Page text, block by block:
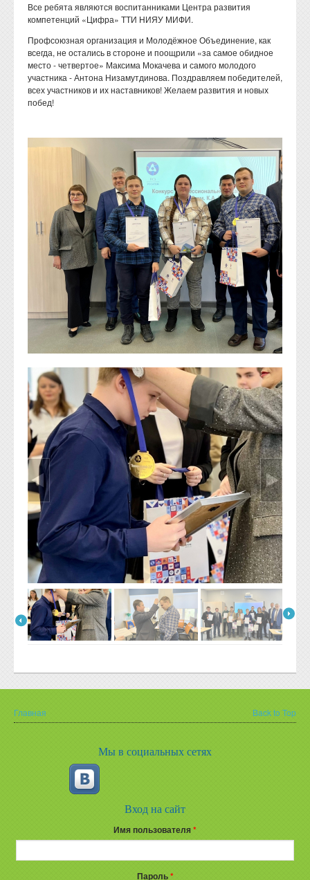
Все ребята являются воспитанниками Центра развития
компетенций «Цифра» ТТИ НИЯУ МИФИ.
Профсоюзная организация и Молодёжное Объединение, как
всегда, не остались в стороне и поощрили «за самое обидное
место - четвертое» Максима Мокачева и самого молодого
участника - Антона Низамутдинова. Поздравляем победителей,
всех участников и их наставников! Желаем развития и новых
побед!
Вы здесь
Главная Back to Top
Мы в социальных сетях
Вход на сайт
Имя пользователя*
Пароль*